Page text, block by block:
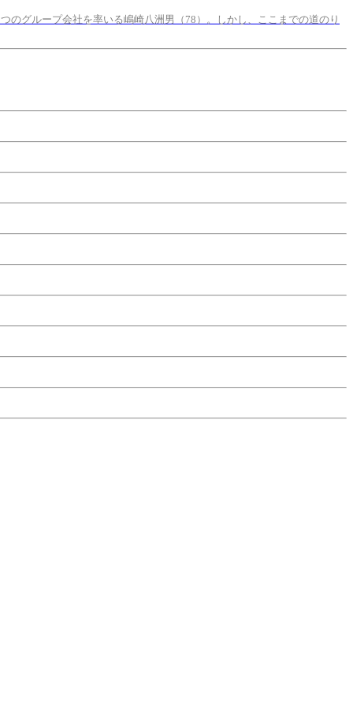
のグループ会社を率いる嶋崎八洲男（78）。しかし、ここまでの道のり